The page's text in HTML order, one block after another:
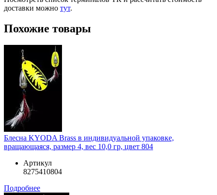
доставки можно тут.
Похожие товары
Блесна KYODA Brass в индивидуальной упаковке,
вращающаяся, размер 4, вес 10,0 гр, цвет 804
Артикул
8275410804
Подробнее